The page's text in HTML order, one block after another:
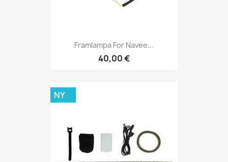
Framlampa For Navee...
40,00 €
NY